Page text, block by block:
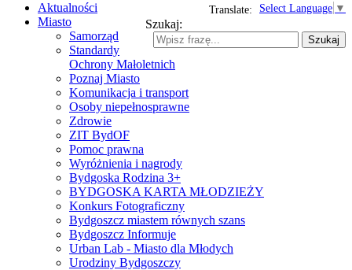
Select Language ▼
Translate:
Szukaj:
Szukaj
Aktualności
Miasto
Samorząd
Standardy
Ochrony Małoletnich
Poznaj Miasto
Komunikacja i transport
Osoby niepełnosprawne
Zdrowie
ZIT BydOF
Pomoc prawna
Wyróżnienia i nagrody
Bydgoska Rodzina 3+
BYDGOSKA KARTA MŁODZIEŻY
Konkurs Fotograficzny
Bydgoszcz miastem równych szans
Bydgoszcz Informuje
Urban Lab - Miasto dla Młodych
Urodziny Bydgoszczy